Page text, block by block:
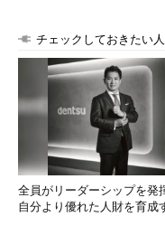
（RADIUSプロトコルに
しておこう。IASサービ
になっているので、この
状態確認が困難になるし
て）RADIUSで認証され
IASサービスを管理する
ツール］－［インターネ
チェックしておきたい
全員がリーダーシップを発
自分より優れた人財を育成